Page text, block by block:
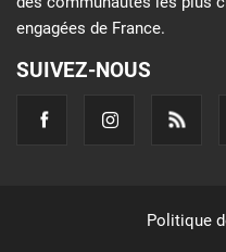
engagées de France.
SUIVEZ-NOUS
Politique